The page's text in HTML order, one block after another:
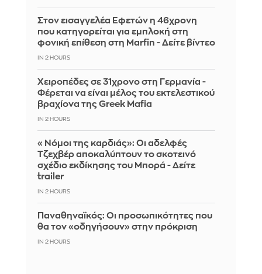
Στον εισαγγελέα Εφετών η 46χρονη
που κατηγορείται για εμπλοκή στη
φονική επίθεση στη Marfin - Δείτε βίντεο
IN 2 HOURS
Χειροπέδες σε 31χρονο στη Γερμανία -
Φέρεται να είναι μέλος του εκτελεστικού
βραχίονα της Greek Mafia
IN 2 HOURS
«Νόμοι της καρδιάς»: Οι αδελφές
Τζεχβέρ αποκαλύπτουν το σκοτεινό
σχέδιο εκδίκησης του Μπορά - Δείτε
trailer
IN 2 HOURS
Παναθηναϊκός: Οι προσωπικότητες που
θα τον «οδηγήσουν» στην πρόκριση
IN 2 HOURS